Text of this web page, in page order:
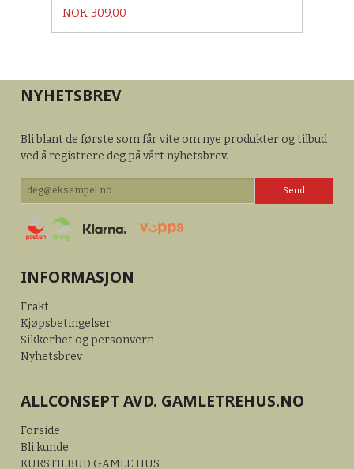
Pris
NOK 309,00
NYHETSBREV
Bli blant de første som får vite om nye produkter og tilbud
ved å registrere deg på vårt nyhetsbrev.
INFORMASJON
Frakt
Kjøpsbetingelser
Sikkerhet og personvern
Nyhetsbrev
ALLCONSEPT AVD. GAMLETREHUS.NO
Forside
Bli kunde
KURSTILBUD GAMLE HUS